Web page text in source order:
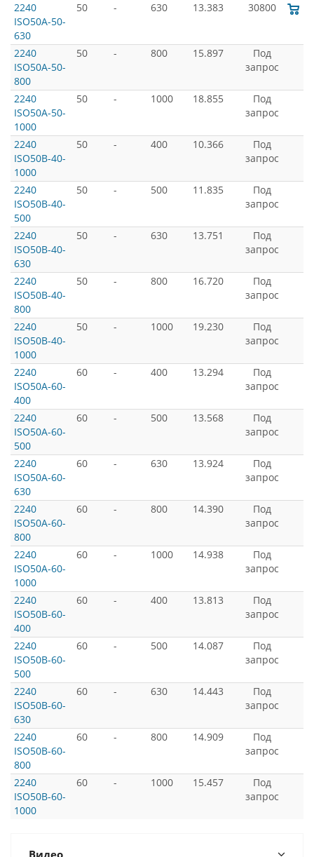
2240
ISO50A-50-
630
50 - 630 13.383 30800
2240
ISO50A-50-
800
50 - 800 15.897
Под
запрос
2240
ISO50A-50-
1000
50 - 1000 18.855
Под
запрос
2240
ISO50B-40-
1000
50 - 400 10.366
Под
запрос
2240
ISO50B-40-
500
50 - 500 11.835
Под
запрос
2240
ISO50B-40-
630
50 - 630 13.751
Под
запрос
2240
ISO50B-40-
800
50 - 800 16.720
Под
запрос
2240
ISO50B-40-
1000
50 - 1000 19.230
Под
запрос
2240
ISO50A-60-
400
60 - 400 13.294
Под
запрос
2240
ISO50A-60-
500
60 - 500 13.568
Под
запрос
2240
ISO50A-60-
630
60 - 630 13.924
Под
запрос
2240
ISO50A-60-
800
60 - 800 14.390
Под
запрос
2240
ISO50A-60-
1000
60 - 1000 14.938
Под
запрос
2240
ISO50B-60-
400
60 - 400 13.813
Под
запрос
2240
ISO50B-60-
500
60 - 500 14.087
Под
запрос
2240
ISO50B-60-
630
60 - 630 14.443
Под
запрос
2240
ISO50B-60-
800
60 - 800 14.909
Под
запрос
2240
ISO50B-60-
1000
60 - 1000 15.457
Под
запрос